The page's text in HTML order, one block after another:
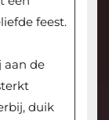
feest.
aan de
duik